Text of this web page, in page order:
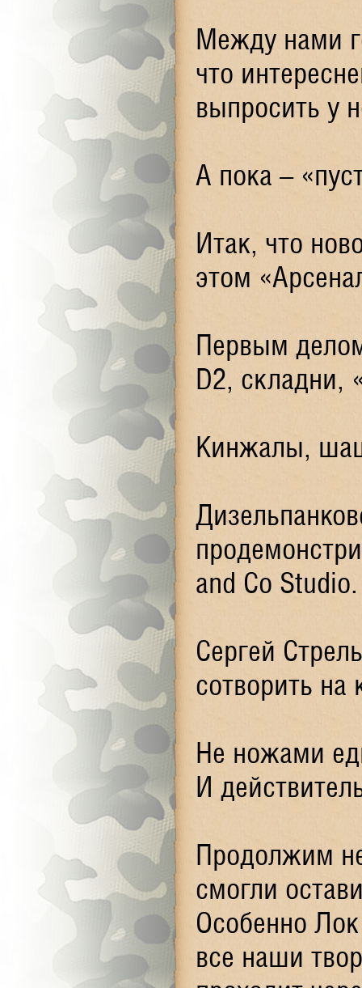
Между нами
что
выпросить у
А пока –
Итак, что
этом
Первым
D2, складни,
Кинжалы,
and Co
Сергей
сотворить на
Не ножами
И
Продолжим
смогли
Особенно
все наши